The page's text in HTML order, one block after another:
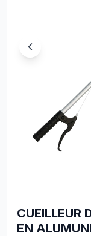
CUEILLEUR
EN